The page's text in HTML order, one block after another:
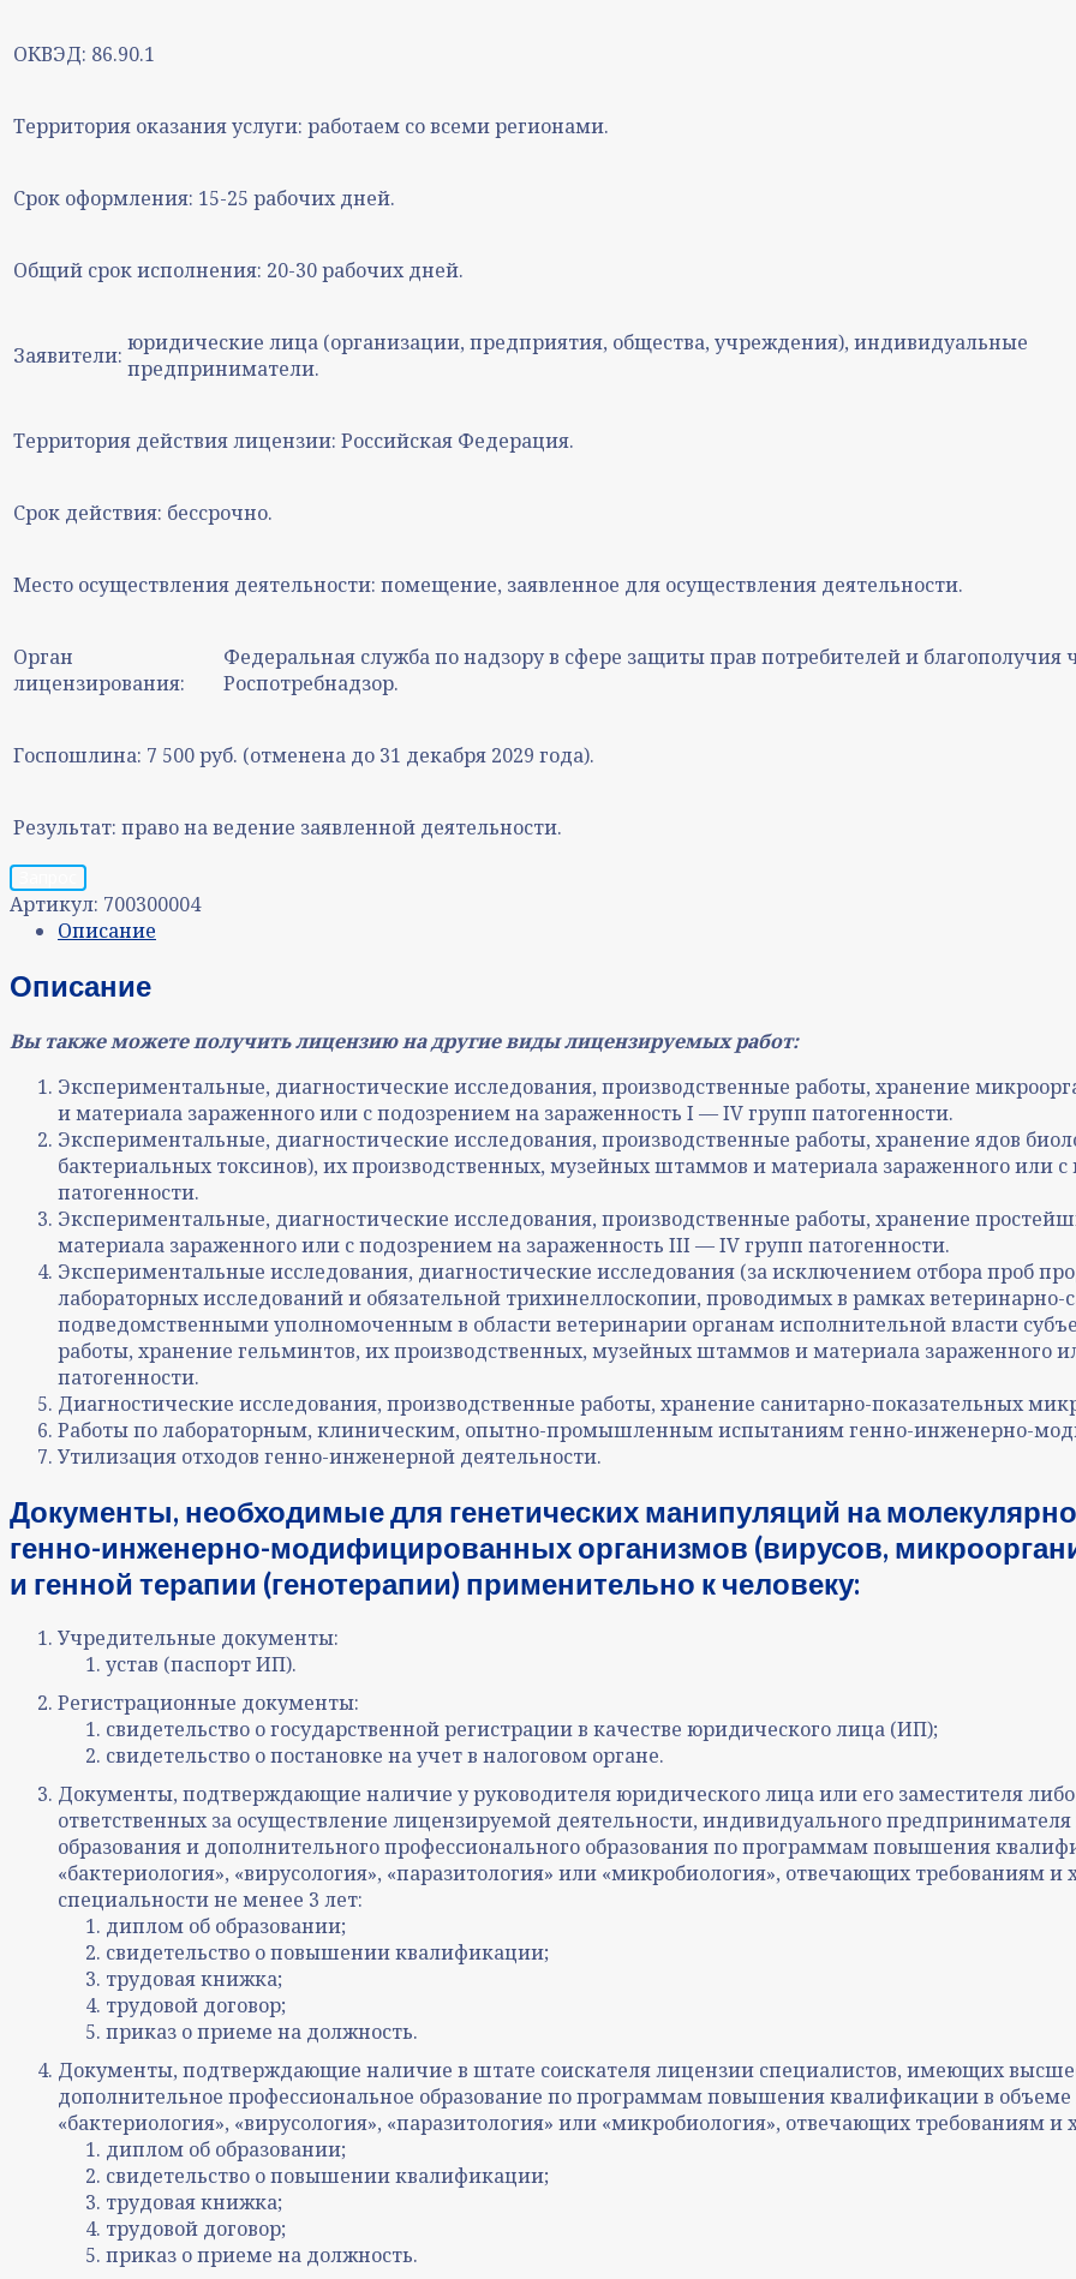
ОКВЭД: 86.90.1
Территория оказания услуги: работаем со всеми регионами.
Срок оформления: 15-25 рабочих дней.
Общий срок исполнения: 20-30 рабочих дней.
Заявители: юридические лица (организации, предприятия, общества, учреждения), индивидуальные
предприниматели.
Территория действия лицензии: Российская Федерация.
Срок действия: бессрочно.
Место осуществления деятельности: помещение, заявленное для осуществления деятельности.
Орган
лицензирования:
Федеральная служба по надзору в сфере защиты прав потребителей и благополучия
Роспотребнадзор.
Госпошлина: 7 500 руб. (отменена до 31 декабря 2029 года).
Результат: право на ведение заявленной деятельности.
Артикул: 700300004
Описание
Описание
Вы также можете получить лицензию на другие виды лицензируемых работ:
Экспериментальные, диагностические исследования, производственные работы, хранение
и материала зараженного или с подозрением на зараженность I — IV групп патогенности.
Экспериментальные, диагностические исследования, производственные работы, хранение ядов
бактериальных токсинов), их производственных, музейных штаммов и материала зараженного или
патогенности.
Экспериментальные, диагностические исследования, производственные работы, хранение
материала зараженного или с подозрением на зараженность III — IV групп патогенности.
Экспериментальные исследования, диагностические исследования (за исключением отбора проб
лабораторных исследований и обязательной трихинеллоскопии, проводимых в рамках
подведомственными уполномоченным в области ветеринарии органам исполнительной власти
работы, хранение гельминтов, их производственных, музейных штаммов и материала зараженного
патогенности.
Диагностические исследования, производственные работы, хранение санитарно-показательных
Работы по лабораторным, клиническим, опытно-промышленным испытаниям генно-инженерно-
Утилизация отходов генно-инженерной деятельности.
Документы, необходимые для генетических манипуляций на
генно-инженерно-модифицированных организмов (вирусов,
и генной терапии (генотерапии) применительно к человеку:
Учредительные документы:
устав (паспорт ИП).
Регистрационные документы:
свидетельство о государственной регистрации в качестве юридического лица (ИП);
свидетельство о постановке на учет в налоговом органе.
Документы, подтверждающие наличие у руководителя юридического лица или его заместителя
ответственных за осуществление лицензируемой деятельности, индивидуального
образования и дополнительного профессионального образования по программам повышения
«бактериология», «вирусология», «паразитология» или «микробиология», отвечающих требованиям
специальности не менее 3 лет:
диплом об образовании;
свидетельство о повышении квалификации;
трудовая книжка;
трудовой договор;
приказ о приеме на должность.
Документы, подтверждающие наличие в штате соискателя лицензии специалистов, имеющих
дополнительное профессиональное образование по программам повышения квалификации в объеме
«бактериология», «вирусология», «паразитология» или «микробиология», отвечающих требованиям и
диплом об образовании;
свидетельство о повышении квалификации;
трудовая книжка;
трудовой договор;
приказ о приеме на должность.